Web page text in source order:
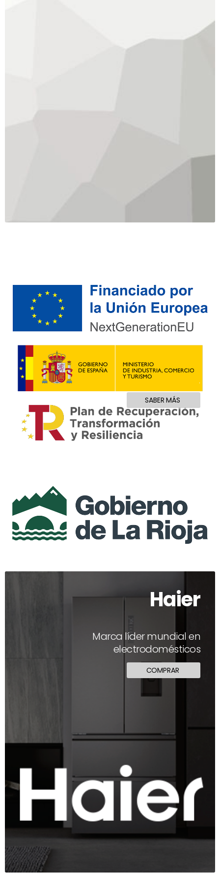
.
SABER MÁS
Haier
Marca líder mundial en
electrodomésticos
COMPRAR